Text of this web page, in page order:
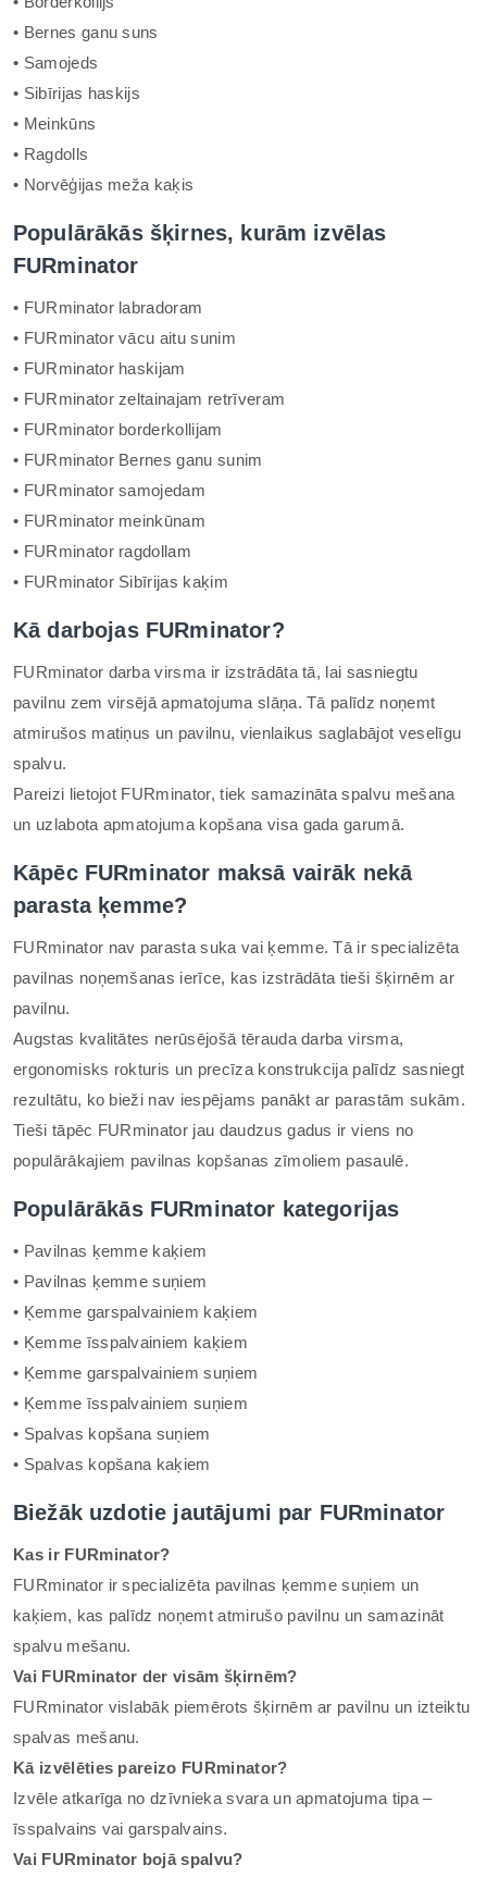
• Bernes ganu suns
• Samojeds
• Sibīrijas haskijs
• Meinkūns
• Ragdolls
• Norvēģijas meža kaķis
Populārākās šķirnes, kurām izvēlas
FURminator
• FURminator labradoram
• FURminator vācu aitu sunim
• FURminator haskijam
• FURminator zeltainajam retrīveram
• FURminator borderkollijam
• FURminator Bernes ganu sunim
• FURminator samojedam
• FURminator meinkūnam
• FURminator ragdollam
• FURminator Sibīrijas kaķim
Kā darbojas FURminator?
FURminator darba virsma ir izstrādāta tā, lai sasniegtu
pavilnu zem virsējā apmatojuma slāņa. Tā palīdz noņemt
atmirušos matiņus un pavilnu, vienlaikus saglabājot veselīgu
spalvu.
Pareizi lietojot FURminator, tiek samazināta spalvu mešana
un uzlabota apmatojuma kopšana visa gada garumā.
Kāpēc FURminator maksā vairāk nekā
parasta ķemme?
FURminator nav parasta suka vai ķemme. Tā ir specializēta
pavilnas noņemšanas ierīce, kas izstrādāta tieši šķirnēm ar
pavilnu.
Augstas kvalitātes nerūsējošā tērauda darba virsma,
ergonomisks rokturis un precīza konstrukcija palīdz sasniegt
rezultātu, ko bieži nav iespējams panākt ar parastām sukām.
Tieši tāpēc FURminator jau daudzus gadus ir viens no
populārākajiem pavilnas kopšanas zīmoliem pasaulē.
Populārākās FURminator kategorijas
• Pavilnas ķemme kaķiem
• Pavilnas ķemme suņiem
• Ķemme garspalvainiem kaķiem
• Ķemme īsspalvainiem kaķiem
• Ķemme garspalvainiem suņiem
• Ķemme īsspalvainiem suņiem
• Spalvas kopšana suņiem
• Spalvas kopšana kaķiem
Biežāk uzdotie jautājumi par FURminator
Kas ir FURminator?
FURminator ir specializēta pavilnas ķemme suņiem un
kaķiem, kas palīdz noņemt atmirušo pavilnu un samazināt
spalvu mešanu.
Vai FURminator der visām šķirnēm?
FURminator vislabāk piemērots šķirnēm ar pavilnu un izteiktu
spalvas mešanu.
Kā izvēlēties pareizo FURminator?
Izvēle atkarīga no dzīvnieka svara un apmatojuma tipa –
īsspalvains vai garspalvains.
Vai FURminator bojā spalvu?